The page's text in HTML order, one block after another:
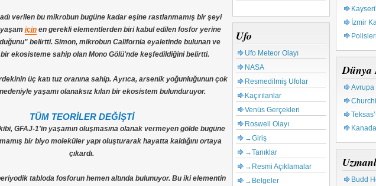
verilen bu mikrobun bugüne kadar eşine rastlanmamış bir şeyi
içinen gerekli elementlerden biri kabul edilen fosfor yerine
belirtti. Simon, mikrobun California eyaletinde bulunan ve
ekosisteme sahip olan Mono Gölü'nde keşfedildiğini belirtti.
üç katı tuz oranına sahip. Ayrıca, arsenik yoğunluğunun çok
yaşamı olanaksız kılan bir ekosistem bulunduruyor.
TÜM TEORİLER DEĞİŞTİ
GFAJ-1'in yaşamın oluşmasına olanak vermeyen gölde bugüne
bir biyo moleküler yapı oluşturarak hayatta kaldığını ortaya
çıkardı.
tabloda fosforun hemen altında bulunuyor. Bu iki elementin
Ufo
Ufo Meteor Olayı
NASA
Resmedilmiş Ufolar
Kaçırılanlar
Venüs Gerçekleri
Roswell Olayı
→Giriş
→Tanıklar
→Resmi Açıklamalar
→Belgeler
İzmir
Dünya
Avrupa
Budd